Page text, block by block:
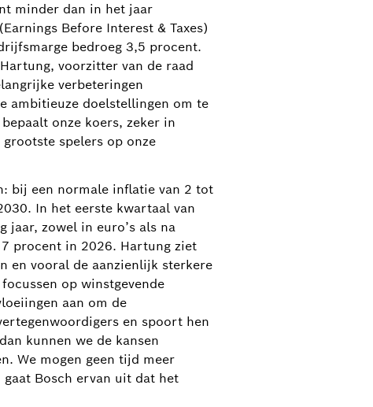
minder dan in het jaar
Before Interest & Taxes)
bedroeg 3,5 procent.
voorzitter van de raad
verbeteringen
ambitieuze doelstellingen om te
onze koers, zeker in
spelers op onze
bij een normale inflatie van 2 tot
In het eerste kwartaal van
jaar, zowel in euro’s als na
procent in 2026. Hartung ziet
en vooral de aanzienlijk sterkere
op winstgevende
aan om de
en spoort hen
kunnen we de kansen
We mogen geen tijd meer
Bosch ervan uit dat het